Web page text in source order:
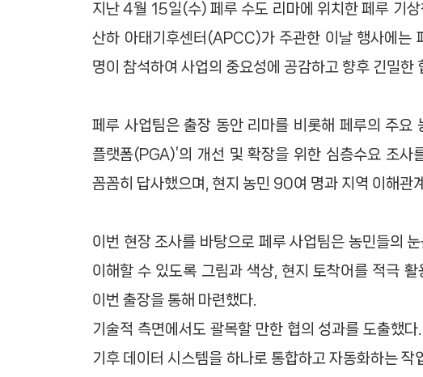
지난 4월 15일(수) 페루 수도 리마에 위치한 페루 기
산하 아태기후센터(APCC)가 주관한 이날 행사에는
명이 참석하여 사업의 중요성에 공감하고 향후 긴밀한
페루 사업팀은 출장 동안 리마를 비롯해 페루의 주요
플랫폼(PGA)’의 개선 및 확장을 위한 심층수요 조
꼼꼼히 답사했으며, 현지 농민 90여 명과 지역 이해관
이번 현장 조사를 바탕으로 페루 사업팀은 농민들의
이해할 수 있도록 그림과 색상, 현지 토착어를 적극
이번 출장을 통해 마련했다.
기술적 측면에서도 괄목할 만한 협의 성과를 도출했
기후 데이터 시스템을 하나로 통합하고 자동화하는